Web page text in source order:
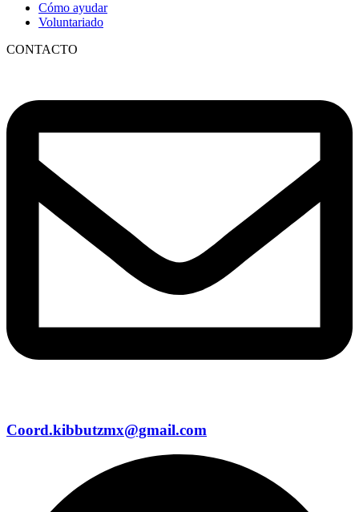
Cómo ayudar
Voluntariado
CONTACTO
Coord.kibbutzmx@gmail.com